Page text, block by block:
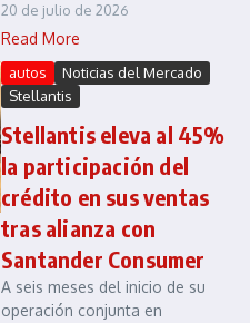
20 de julio de 2026
Read More
autos
Noticias del Mercado
Stellantis
Stellantis eleva al 45%
la participación del
crédito en sus ventas
tras alianza con
Santander Consumer
A seis meses del inicio de su
operación conjunta en